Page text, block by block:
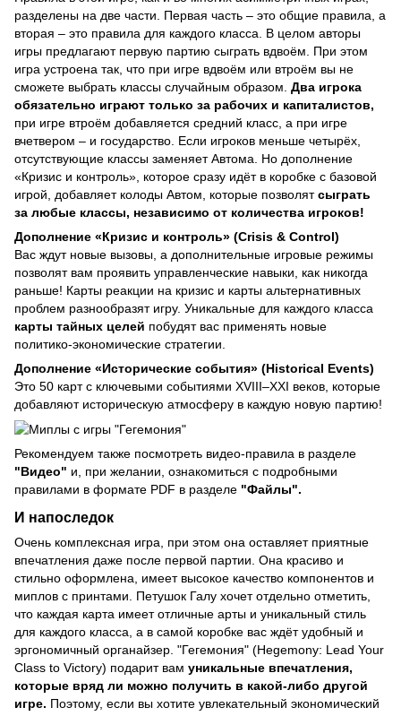
разделены на две части. Первая часть – это общие правила, а
вторая – это правила для каждого класса. В целом авторы
игры предлагают первую партию сыграть вдвоём. При этом
игра устроена так, что при игре вдвоём или втроём вы не
сможете выбрать классы случайным образом. Два игрока
обязательно играют только за рабочих и капиталистов,
при игре втроём добавляется средний класс, а при игре
вчетвером – и государство. Если игроков меньше четырёх,
отсутствующие классы заменяет Автома. Но дополнение
«Кризис и контроль», которое сразу идёт в коробке с базовой
игрой, добавляет колоды Автом, которые позволятсыграть
за любые классы, независимо от количества игроков!
Дополнение «Кризис и контроль» (Crisis & Control)
Вас ждут новые вызовы, а дополнительные игровые режимы
позволят вам проявить управленческие навыки, как никогда
раньше! Карты реакции на кризис и карты альтернативных
проблем разнообразят игру. Уникальные для каждого класса
карты тайных целей побудят вас применять новые
политико-экономические стратегии.
Дополнение «Исторические события» (Historical Events)
Это 50 карт с ключевыми событиями XVIII–XXI веков, которые
добавляют историческую атмосферу в каждую новую партию!
Рекомендуем также посмотреть видео-правила в разделе
"Видео" и, при желании, ознакомиться с подробными
правилами в формате PDF в разделе "Файлы".
И напоследок
Очень комплексная игра, при этом она оставляет приятные
впечатления даже после первой партии. Она красиво и
стильно оформлена, имеет высокое качество компонентов и
миплов с принтами. Петушок Галу хочет отдельно отметить,
что каждая карта имеет отличные арты и уникальный стиль
для каждого класса, а в самой коробке вас ждёт удобный и
эргономичный органайзер. "Гегемония" (Hegemony: Lead Your
Class to Victory) подарит вам уникальные впечатления,
которые вряд ли можно получить в какой-либо другой
игре. Поэтому, если вы хотите увлекательный экономический